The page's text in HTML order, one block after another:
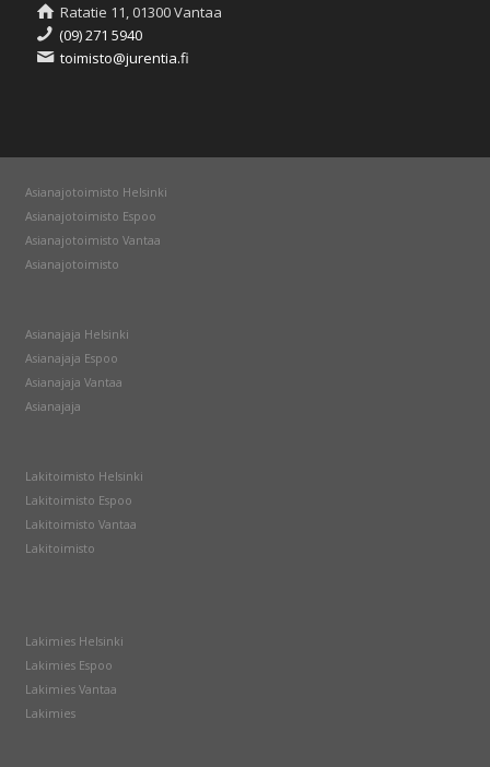
Ratatie 11, 01300 Vantaa
(09) 271 5940
toimisto@jurentia.fi
Asianajotoimisto Helsinki
Asianajotoimisto Espoo
Asianajotoimisto Vantaa
Asianajotoimisto
Asianajaja Helsinki
Asianajaja Espoo
Asianajaja Vantaa
Asianajaja
Lakitoimisto Helsinki
Lakitoimisto Espoo
Lakitoimisto Vantaa
Lakitoimisto
Lakimies Helsinki
Lakimies Espoo
Lakimies Vantaa
Lakimies